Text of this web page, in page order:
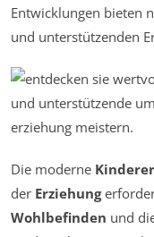
Entwicklungen bieten
und unterstützenden
Die moderne
der Erziehung
Wohlbefinden und